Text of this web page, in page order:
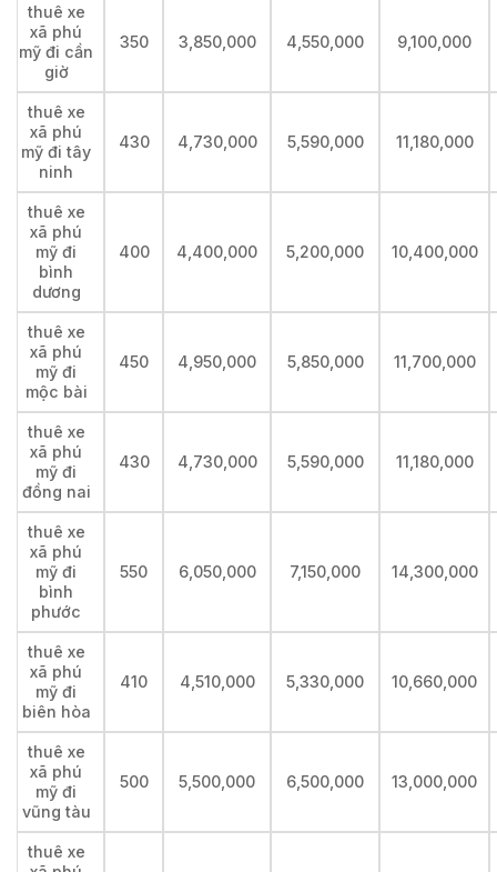
thuê xe
xã phú
mỹ đi cần
giờ
350 3,850,000 4,550,000 9,100,000
thuê xe
xã phú
mỹ đi tây
ninh
430 4,730,000 5,590,000 11,180,000
thuê xe
xã phú
mỹ đi
bình
dương
400 4,400,000 5,200,000 10,400,000
thuê xe
xã phú
mỹ đi
mộc bài
450 4,950,000 5,850,000 11,700,000
thuê xe
xã phú
mỹ đi
đồng nai
430 4,730,000 5,590,000 11,180,000
thuê xe
xã phú
mỹ đi
bình
phước
550 6,050,000 7,150,000 14,300,000
thuê xe
xã phú
mỹ đi
biên hòa
410 4,510,000 5,330,000 10,660,000
thuê xe
xã phú
mỹ đi
vũng tàu
500 5,500,000 6,500,000 13,000,000
thuê xe